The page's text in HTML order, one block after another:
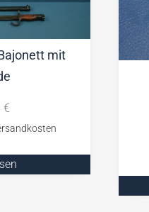
mit
€